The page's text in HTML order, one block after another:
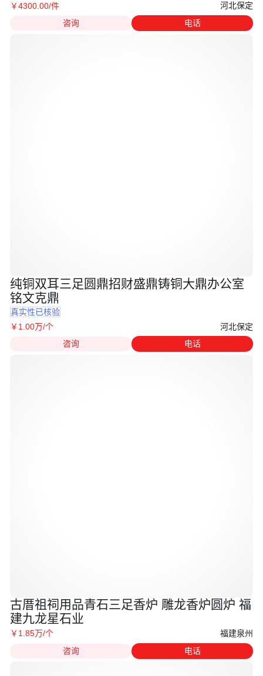
￥4300 .00/件
河北保定
咨询
电话
纯铜双耳三足圆鼎招财盛鼎铸铜大鼎办公室
铭文克鼎
真实性已核验
￥ 1 .00万/个
河北保定
咨询
电话
古厝祖祠用品青石三足香炉 雕龙香炉圆炉 福
建九龙星石业
￥ 1 .85万/个
福建泉州
咨询
电话